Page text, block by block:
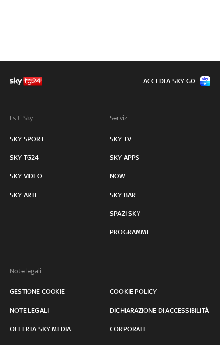
I siti Sky:
SKY SPORT
SKY TG24
SKY VIDEO
SKY ARTE
Servizi:
SKY TV
SKY APPS
NOW
SKY BAR
SPAZI SKY
PROGRAMMI
Note legali:
GESTIONE COOKIE COOKIE POLICY
NOTE LEGALI DICHIARAZIONE DI ACCESSIBILITÀ
OFFERTA SKY MEDIA CORPORATE
ACCEDI A SKY GO